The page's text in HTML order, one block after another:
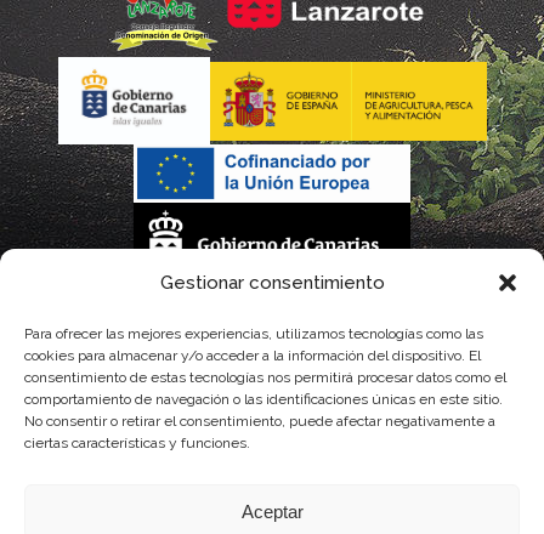
Gestionar consentimiento
Para ofrecer las mejores experiencias, utilizamos tecnologías como las
cookies para almacenar y/o acceder a la información del dispositivo. El
consentimiento de estas tecnologías nos permitirá procesar datos como el
comportamiento de navegación o las identificaciones únicas en este sitio.
No consentir o retirar el consentimiento, puede afectar negativamente a
ciertas características y funciones.
Aceptar
parcialmente, por el Gobierno de Canarias
con fondos provenientes del presupuesto de gastos del Instituto Canario de
Calidad Agroalimentaria